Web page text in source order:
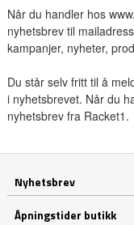
Når du handler hos
nyhetsbrev til
kampanjer, nyheter,
Du står selv fritt til å
i nyhetsbrevet. Når du
nyhetsbrev fra Racket1.
Nyhetsbrev
Åpningstider butikk